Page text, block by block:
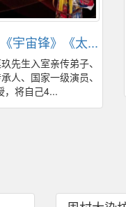
宇宙锋》《太...
先生入室亲传弟子、
人、国家一级演员、
，将自己4...